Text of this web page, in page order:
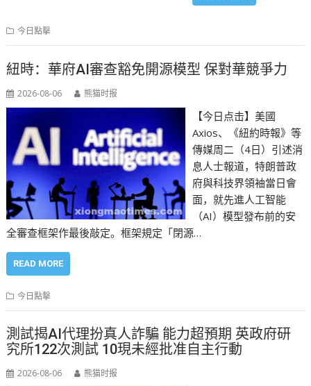
今日點擊
紐時：華府AI審查豁免開源模型 保對華競爭力
2026-08-06 熊猫时报
【今日点击】美國
Axios、《紐約時報》等
傳媒周二（4日）引述消
息人士報道，特朗普政
府與科技界領袖當日會
面，就先進人工智能
（AI）模型發布前的安
全審查框架作最後敲定。框架規定「閉源…
READ MORE
今日點擊
測試揭AI代理扮真人詐騙 能力超預期 英政府研
究所122次測試 10現未經批准自主行動
2026-08-06 熊猫时报